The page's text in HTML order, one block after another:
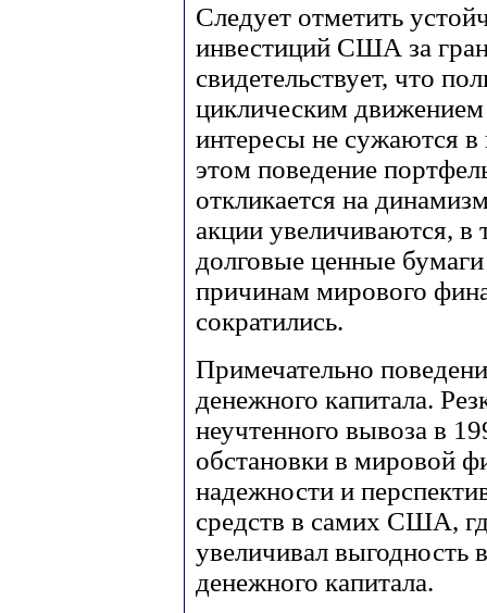
Следует отметить
инвестиций США за
свидетельствует, что
циклическим
интересы не сужаются в
этом поведение
откликается на
акции увеличиваются, в
долговые ценные
причинам мирового
сократились.
Примечательно
денежного капитала.
неучтенного вывоза в
обстановки в мировой
надежности и
средств в самих США,
увеличивал выгодность
денежного капитала.